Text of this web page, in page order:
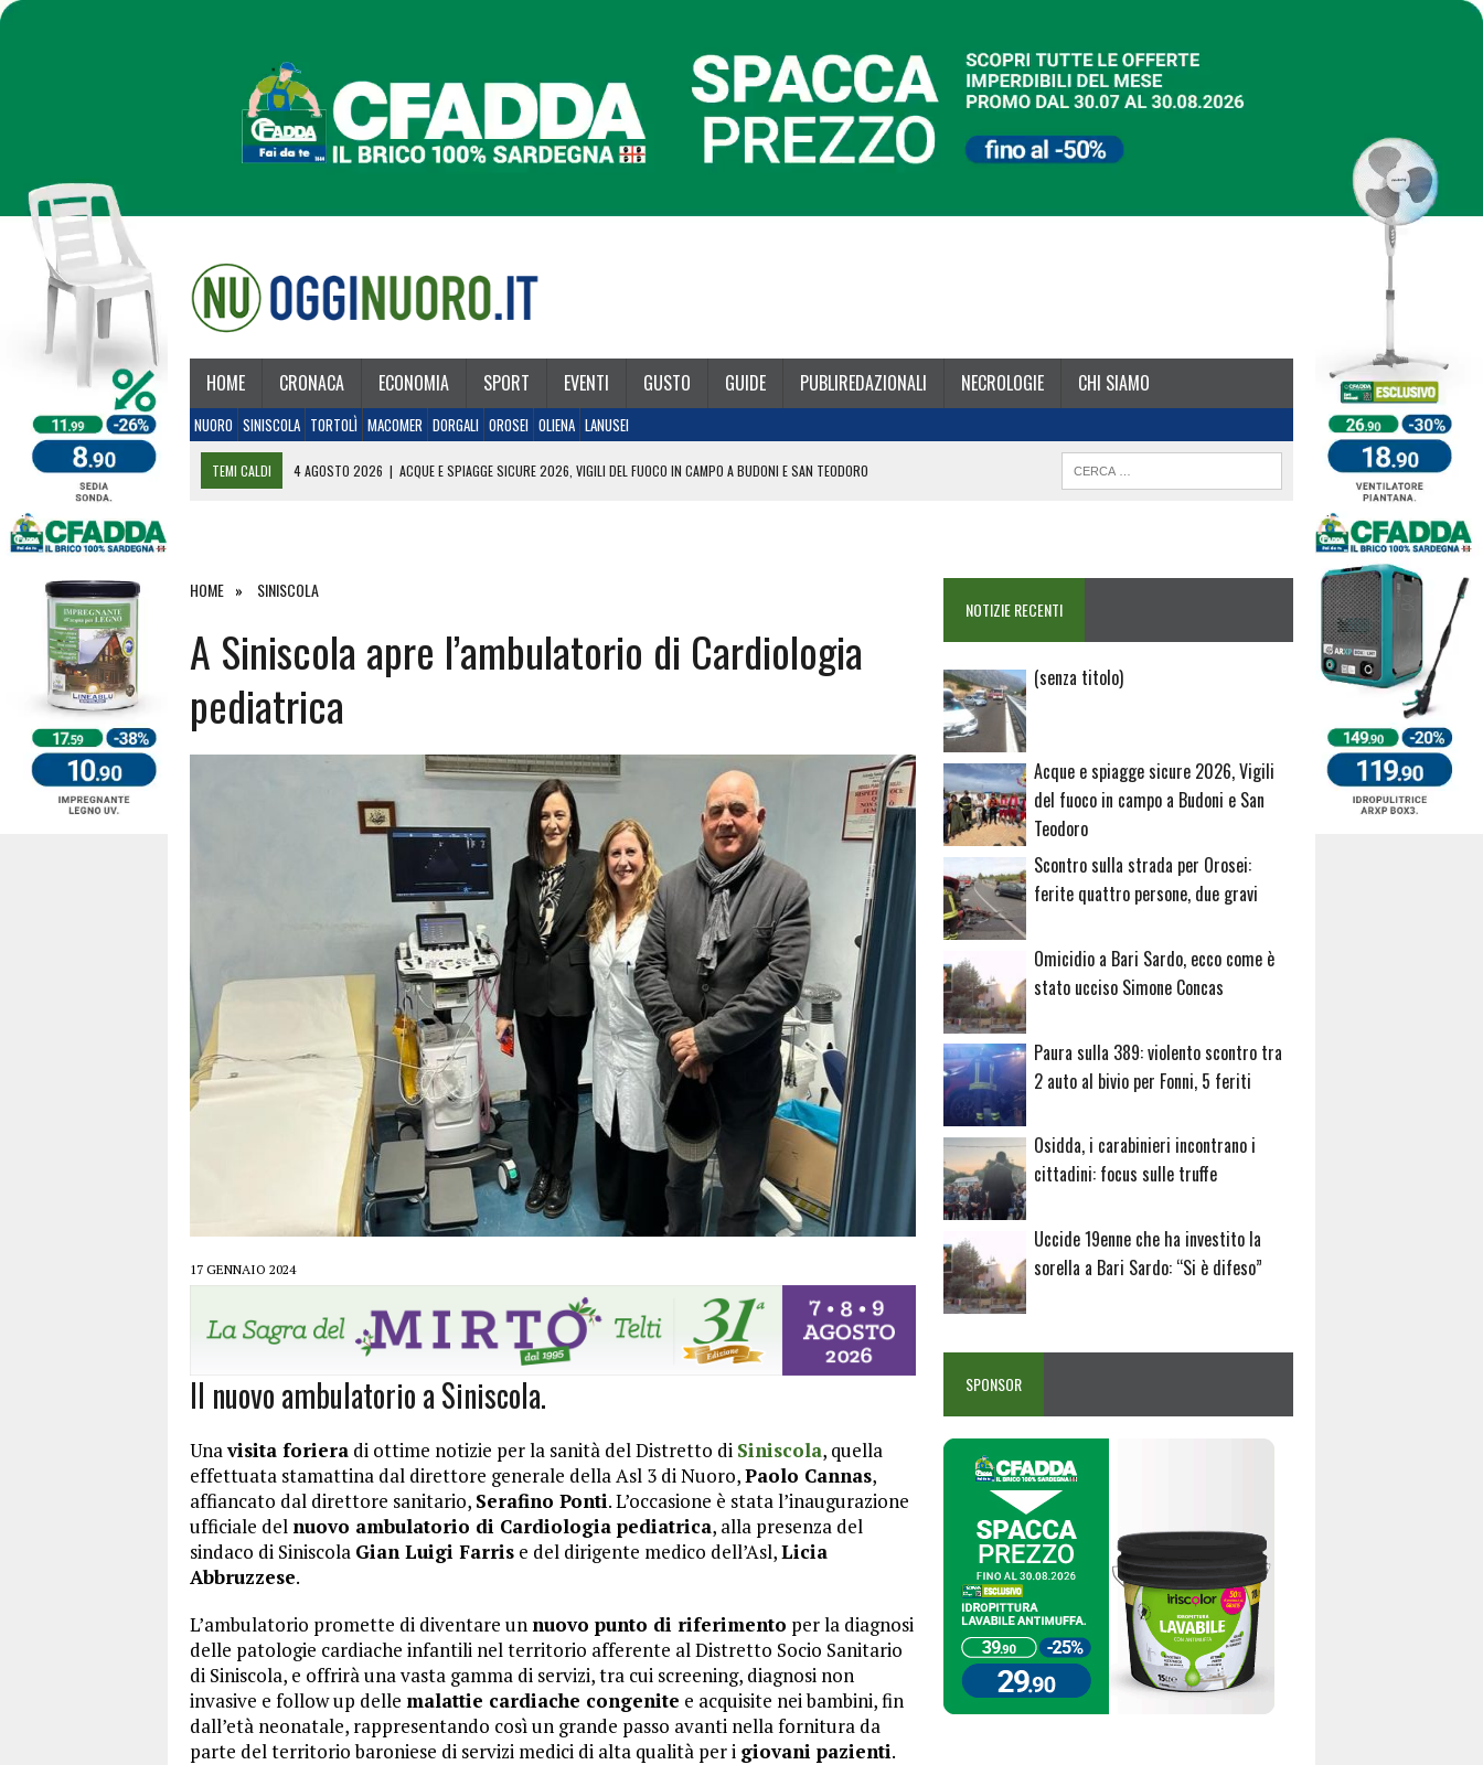
HOME CRONACA ECONOMIA SPORT EVENTI GUSTO GUIDE PUBLIREDAZIONALI NECROLOGIE CHI SIAMO
NUORO SINISCOLA TORTOLÌ MACOMER DORGALI OROSEI OLIENA LANUSEI
TEMI CALDI 4 AGOSTO 2026 | ACQUE E SPIAGGE SICURE 2026, VIGILI DEL FUOCO IN CAMPO A BUDONI E SAN TEODORO
26 LUGLIO 2026 |
HOME SINISCOLA
A Siniscola apre l’ambulatorio di Cardiologia
pediatrica
17 GENNAIO 2024
Il nuovo ambulatorio a Siniscola.
Unavisita foriera di ottime notizie per la sanità del Distretto di Siniscola, quella
effettuata stamattina dal direttore generale della Asl 3 di Nuoro,Paolo Cannas,
affiancato dal direttore sanitario, Serafino Ponti. L’occasione è stata l’inaugurazione
ufficiale del nuovo ambulatorio di Cardiologia pediatrica, alla presenza del
sindaco di Siniscola Gian Luigi Farris e del dirigente medico dell’Asl,Licia
Abbruzzese.
L’ambulatorio promette di diventare un nuovo punto di riferimento per la diagnosi
delle patologie cardiache infantili nel territorio afferente al Distretto Socio Sanitario
di Siniscola, e offrirà una vasta gamma di servizi, tra cui screening, diagnosi non
invasive e follow up delle malattie cardiache congenite e acquisite nei bambini, fin
dall’età neonatale, rappresentando così un grande passo avanti nella fornitura da
parte del territorio baroniese di servizi medici di alta qualità per i giovani pazienti.
NOTIZIE RECENTI
(senza titolo)Articolo
Acque e spiagge sicure 2026, Vigili
del fuoco in campo a Budoni e San
Teodoro
Scontro sulla strada per Orosei:
ferite quattro persone, due gravi
Omicidio a Bari Sardo, ecco come è
stato ucciso Simone Concas
Paura sulla 389: violento scontro tra
2 auto al bivio per Fonni, 5 feriti
Osidda, i carabinieri incontrano i
cittadini: focus sulle truffe
Uccide 19enne che ha investito la
sorella a Bari Sardo: “Si è difeso”
SPONSOR